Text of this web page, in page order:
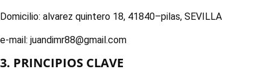
Domicilio: alvarez quintero 18, 41840–pilas, SEVILLA
e-mail: juandimr88@gmail.com
3. PRINCIPIOS CLAVE